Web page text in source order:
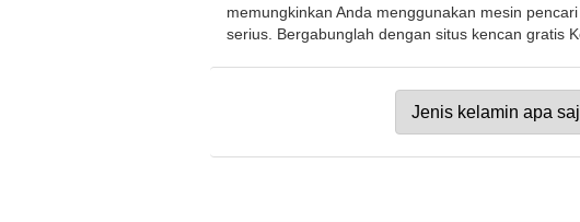
memungkinkan Anda menggunakan mesin
serius. Bergabunglah dengan situs kencan gratis